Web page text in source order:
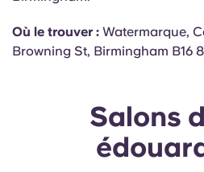
Où le trouver : Watermarque,
Browning St, Birmingham B16
Salons